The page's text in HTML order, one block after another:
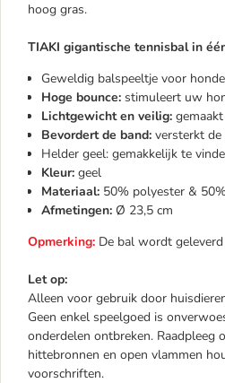
hoog gras.
TIAKI gigantische tennisbal in
Geweldig balspeeltje voor
Hoge bounce: stimuleert uw
Lichtgewicht en veilig:
Bevordert de band: versterkt
Helder geel: gemakkelijk te
Kleur: geel
Materiaal: 50% polyester &
Afmetingen: Ø 23,5 cm
Opmerking: De bal wordt
Let op:
Alleen voor gebruik door
Geen enkel speelgoed is
onderdelen ontbreken.
hittebronnen en open vlammen
voorschriften.